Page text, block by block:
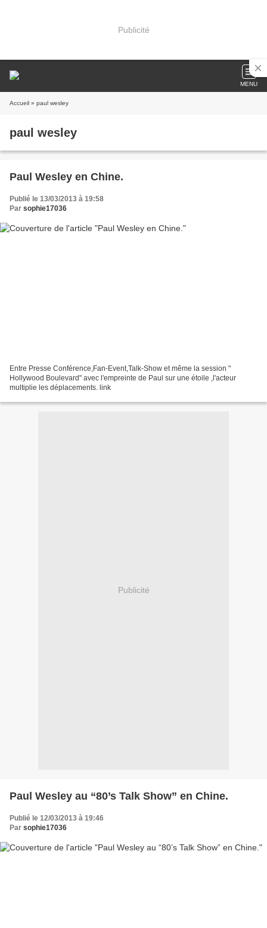
Publicité
MENU
Accueil » paul wesley
paul wesley
Paul Wesley en Chine.
Publié le 13/03/2013 à 19:58
Par sophie17036
Entre Presse Conférence,Fan-Event,Talk-Show et même la session "
Hollywood Boulevard" avec l'empreinte de Paul sur une étoile ,l'acteur
multiplie les déplacements. link
Publicité
Paul Wesley au “80’s Talk Show” en Chine.
Publié le 12/03/2013 à 19:46
Par sophie17036